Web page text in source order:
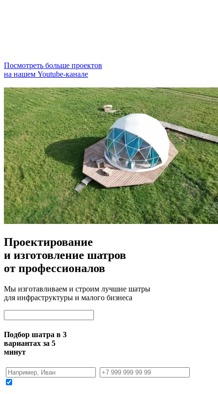
Посмотреть больше проектов
на нашем Youtube-канале
Проектирование
и изготовление шатров
от профессионалов
Мы изготавливаем и строим лучшие шатры
для инфраструктуры и малого бизнеса
Подбор шатра в 3
вариантах за 5
минут